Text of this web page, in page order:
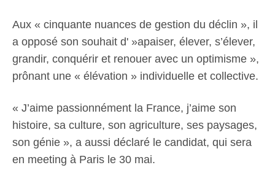
Aux « cinquante nuances de gestion du déclin », il
a opposé son souhait d' »apaiser, élever, s’élever,
grandir, conquérir et renouer avec un optimisme »,
prônant une « élévation » individuelle et collective.
« J’aime passionnément la France, j’aime son
histoire, sa culture, son agriculture, ses paysages,
son génie », a aussi déclaré le candidat, qui sera
en meeting à Paris le 30 mai.